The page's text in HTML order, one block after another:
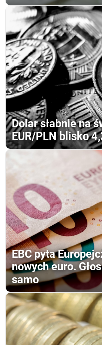
Dolar słabnie na
EUR/PLN blisko
EBC pyta
nowych euro.
samo